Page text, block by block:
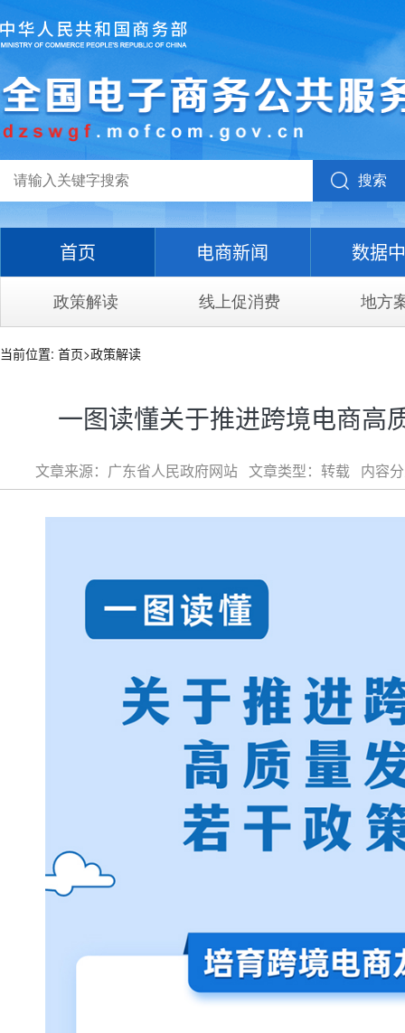
搜索
首页 电商新闻 数据
政策解读 线上促消费 地方
当前位置: 首页>政策解读
一图读懂关于推进跨境电商高
文章来源：广东省人民政府网站 文章类型：转载 内容